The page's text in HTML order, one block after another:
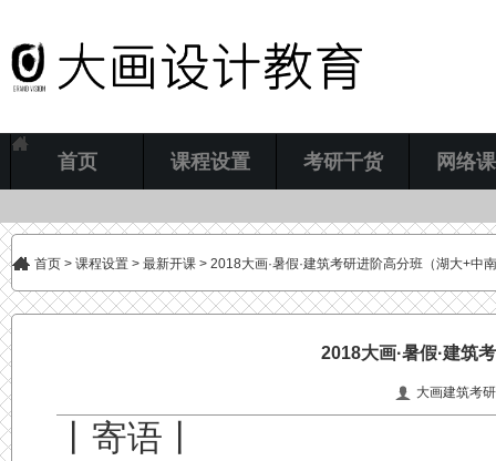
首页 课程设置 考研干货 网络
首页 > 课程设置 > 最新开课 > 2018大画·暑假·建筑考研进阶高分班（湖大+中
2018大画·暑假·建筑
大画建筑考研
丨寄语丨